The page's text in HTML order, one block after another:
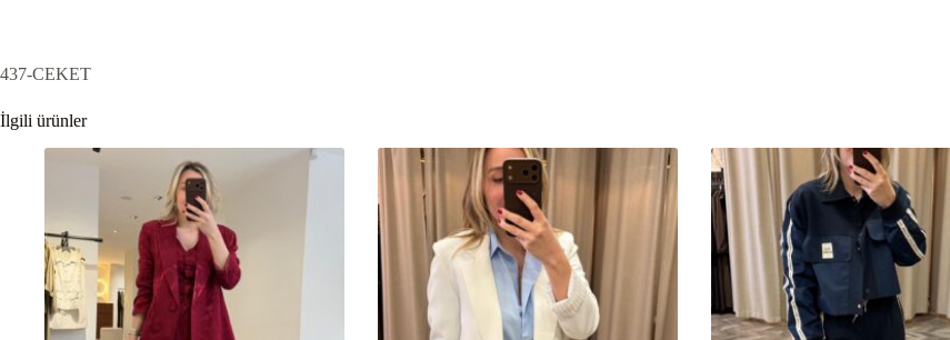
437-CEKET
İlgili ürünler